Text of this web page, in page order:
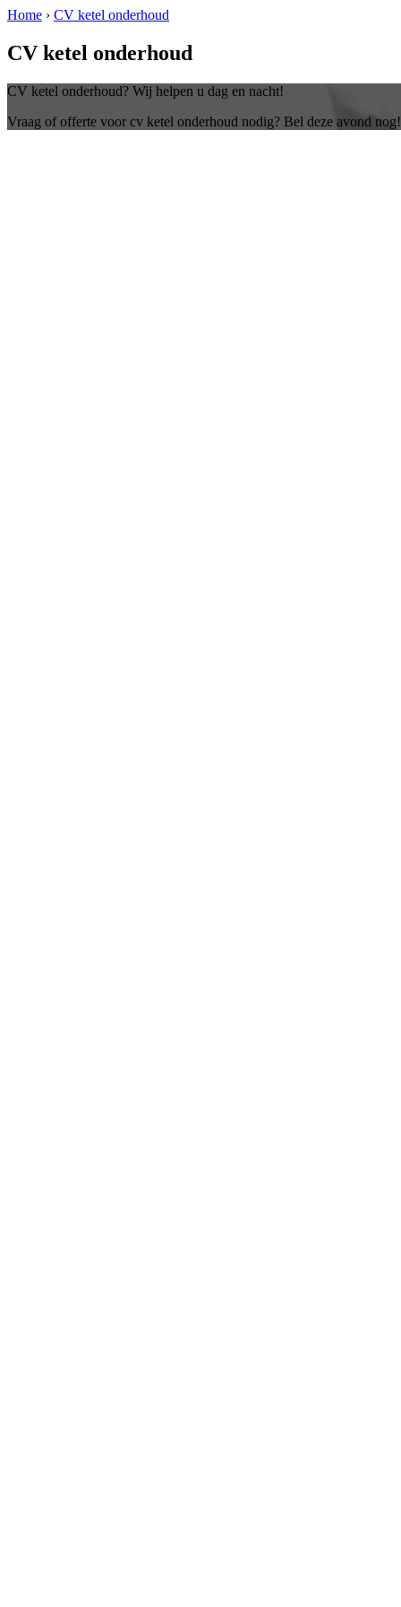
Home › CV ketel onderhoud
CV ketel onderhoud
CV ketel onderhoud? Wij helpen u dag en nacht!
Vraag of offerte voor cv ketel onderhoud nodig? Bel deze avond nog!